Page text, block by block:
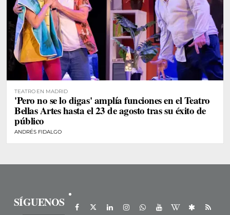
TEATRO EN MADRID
'Pero no se lo digas' amplía funciones en el Teatro
Bellas Artes hasta el 23 de agosto tras su éxito de
público
ANDRÉS FIDALGO
SÍGUENOS